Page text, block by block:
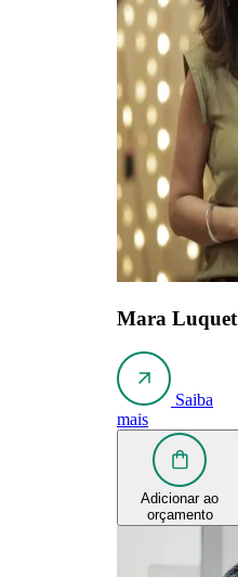
Mara Luquet
Saiba
mais
Adicionar ao
orçamento